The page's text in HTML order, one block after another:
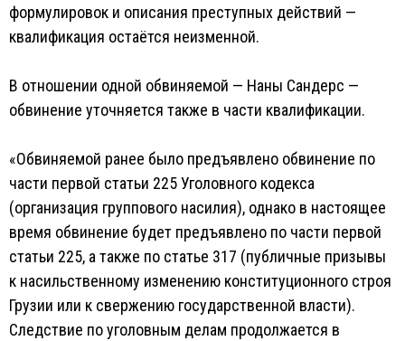
формулировок и описания преступных действий —
квалификация остаётся неизменной.
В отношении одной обвиняемой — Наны Сандерс —
обвинение уточняется также в части квалификации.
«Обвиняемой ранее было предъявлено обвинение по
части первой статьи 225 Уголовного кодекса
(организация группового насилия), однако в настоящее
время обвинение будет предъявлено по части первой
статьи 225, а также по статье 317 (публичные призывы
к насильственному изменению конституционного строя
Грузии или к свержению государственной власти).
Следствие по уголовным делам продолжается в